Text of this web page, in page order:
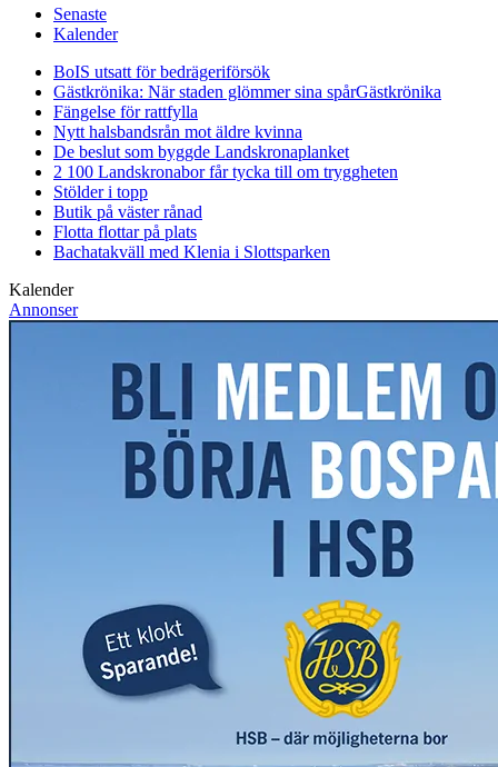
Senaste
Kalender
BoIS utsatt för bedrägeriförsök
Gästkrönika: När staden glömmer sina spårGästkrönika
Fängelse för rattfylla
Nytt halsbandsrån mot äldre kvinna
De beslut som byggde Landskronaplanket
2 100 Landskronabor får tycka till om tryggheten
Stölder i topp
Butik på väster rånad
Flotta flottar på plats
Bachatakväll med Klenia i Slottsparken
Kalender
Annonser